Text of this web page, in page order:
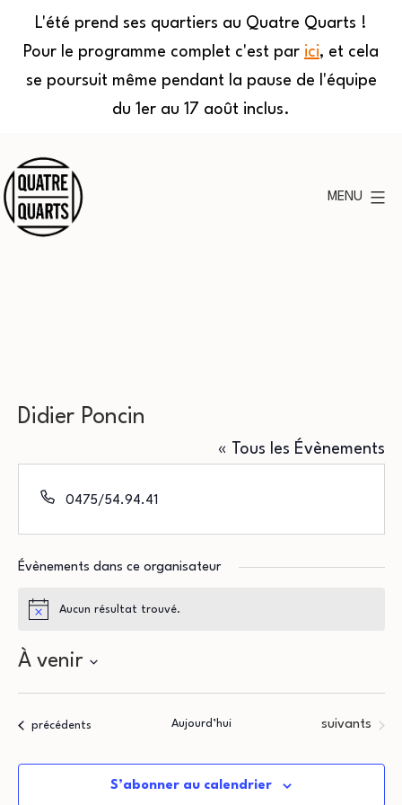
L'été prend ses quartiers au Quatre Quarts !
Pour le programme complet c'est par ici, et cela
se poursuit même pendant la pause de l'équipe
du 1er au 17 août inclus.
au
contenu
MENU
Didier Poncin
« Tous les Évènements
Téléphone
0475/54.94.41
Évènements dans ce organisateur
Notice
Aucun résultat trouvé.
À venir
Sélectionnez
Évènements
précédents Aujourd’hui Évènements
suivants
S’abonner au calendrier